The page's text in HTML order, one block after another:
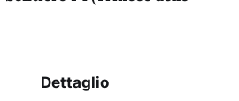
Dettaglio